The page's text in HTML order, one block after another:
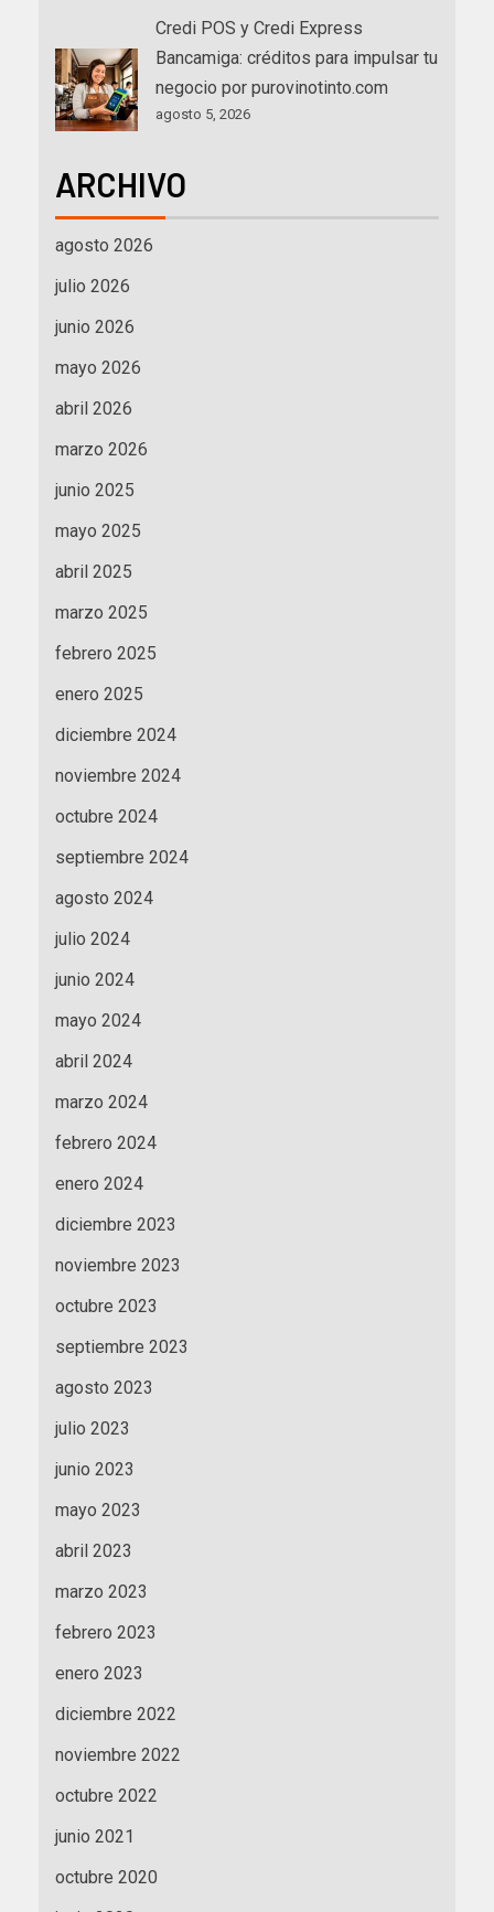
Credi POS y Credi Express
Bancamiga: créditos para impulsar tu
negocio por purovinotinto.com
agosto 5, 2026
ARCHIVO
agosto 2026
julio 2026
junio 2026
mayo 2026
abril 2026
marzo 2026
junio 2025
mayo 2025
abril 2025
marzo 2025
febrero 2025
enero 2025
diciembre 2024
noviembre 2024
octubre 2024
septiembre 2024
agosto 2024
julio 2024
junio 2024
mayo 2024
abril 2024
marzo 2024
febrero 2024
enero 2024
diciembre 2023
noviembre 2023
octubre 2023
septiembre 2023
agosto 2023
julio 2023
junio 2023
mayo 2023
abril 2023
marzo 2023
febrero 2023
enero 2023
diciembre 2022
noviembre 2022
octubre 2022
junio 2021
octubre 2020